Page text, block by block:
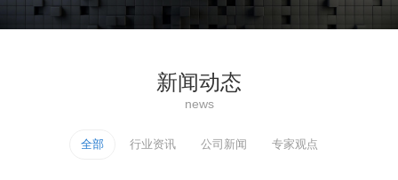
新闻动态
news
全部 行业资讯 公司新闻 专家观点